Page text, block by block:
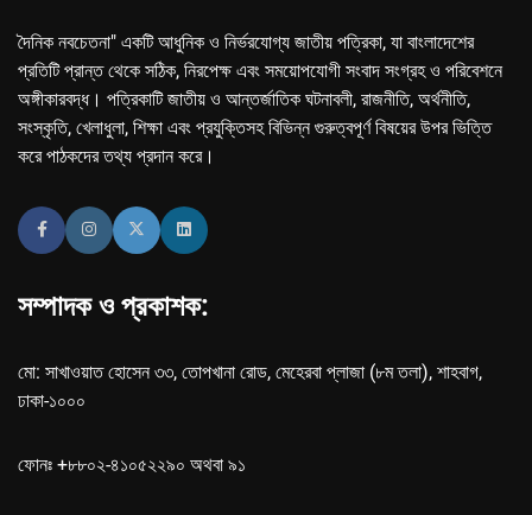
দৈনিক নবচেতনা" একটি আধুনিক ও নির্ভরযোগ্য জাতীয় পত্রিকা, যা বাংলাদেশের
প্রতিটি প্রান্ত থেকে সঠিক, নিরপেক্ষ এবং সময়োপযোগী সংবাদ সংগ্রহ ও পরিবেশনে
অঙ্গীকারবদ্ধ। পত্রিকাটি জাতীয় ও আন্তর্জাতিক ঘটনাবলী, রাজনীতি, অর্থনীতি,
সংস্কৃতি, খেলাধুলা, শিক্ষা এবং প্রযুক্তিসহ বিভিন্ন গুরুত্বপূর্ণ বিষয়ের উপর ভিত্তি
করে পাঠকদের তথ্য প্রদান করে।
সম্পাদক ও প্রকাশক:
মো: সাখাওয়াত হোসেন ৩৩, তোপখানা রোড, মেহেরবা প্লাজা (৮ম তলা), শাহবাগ,
ঢাকা-১০০০
ফোনঃ +৮৮০২-৪১০৫২২৯০ অথবা ৯১